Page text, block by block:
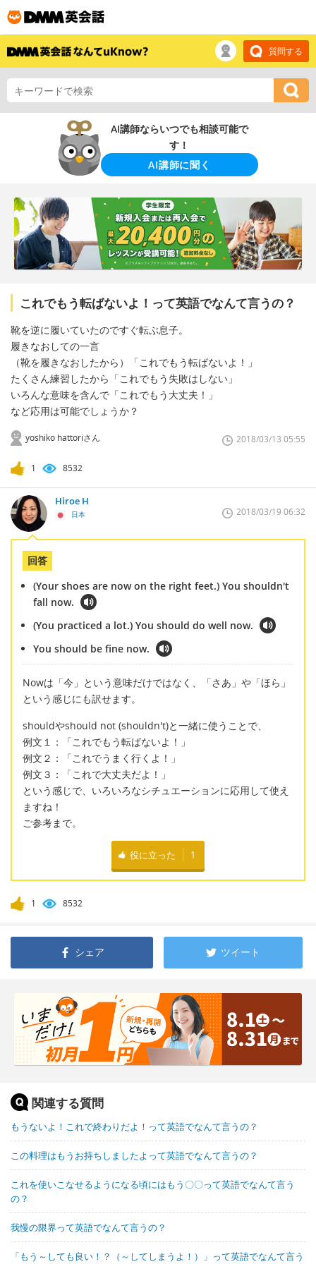
質問する
AI講師ならいつでも相談可能で
す！
AI講師に聞く
これでもう転ばないよ！って英語でなんて言うの？
靴を逆に履いていたのですぐ転ぶ息子。
履きなおしての一言
（靴を履きなおしたから）「これでもう転ばないよ！」
たくさん練習したから「これでもう失敗はしない」
いろんな意味を含んで「これでもう大丈夫！」
など応用は可能でしょうか？
yoshiko hattoriさん 2018/03/13 05:55
1 8532
Hiroe H
日本 2018/03/19 06:32
回答
(Your shoes are now on the right feet.) You shouldn't
fall now.
(You practiced a lot.) You should do well now.
You should be fine now.
Nowは「今」という意味だけではなく、「さあ」や「ほら」
という感じにも訳せます。
shouldやshould not (shouldn't)と一緒に使うことで、
例文１：「これでもう転ばないよ！」
例文２：「これでうまく行くよ！」
例文３：「これで大丈夫だよ！」
という感じで、いろいろなシチュエーションに応用して使え
ますね！
ご参考まで。
役に立った 1
1 8532
シェア ツイート
関連する質問
もうないよ！これで終わりだよ！って英語でなんて言うの？
この料理はもうお持ちしましたよって英語でなんて言うの？
これを使いこなせるようになる頃にはもう〇〇って英語でなんて言う
の？
我慢の限界って英語でなんて言うの？
「もう～しても良い！？（～してしまうよ！）」って英語でなんて言う